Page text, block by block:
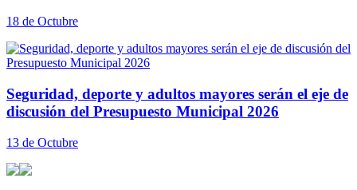
18 de Octubre
Seguridad, deporte y adultos mayores serán el eje de
discusión del Presupuesto Municipal 2026
13 de Octubre